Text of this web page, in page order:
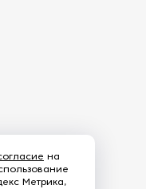
на
Метрика,